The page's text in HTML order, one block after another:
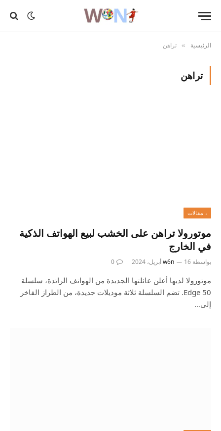
الرئيسية » تراهن
تراهن
، مقالات
موتورولا تراهن على الخشب لبيع الهواتف الذكية
في الخارج
بواسطة w6n 16 أبريل، 2024 0
موتورولا لديها أعلن عائلتها الجديدة من الهواتف الرائدة، سلسلة
Edge 50. تضم السلسلة ثلاثة موديلات جديدة، من الطراز الفاخر
إلى…